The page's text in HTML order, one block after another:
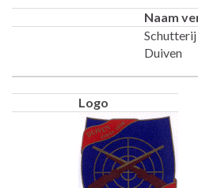
Naam
Duiven
Logo